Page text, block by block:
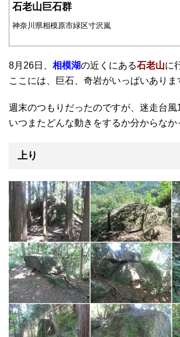
石老山巨石群
神奈川県相模原市緑区寸沢嵐
8月26日、 相模湖の近くにある石老山に
ここには、巨石、奇岩がいっぱいありま
週末のつもりだったのですが、迷走台風
いつまたどんな動きをするか分からなか
上り